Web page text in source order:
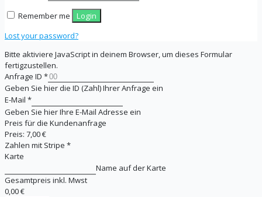
Remember me
Login
Lost your password?
Bitte aktiviere JavaScript in deinem Browser, um dieses Formular
fertigzustellen.
Anfrage ID *
Geben Sie hier die ID (Zahl) Ihrer Anfrage ein
E-Mail *
Geben Sie hier Ihre E-Mail Adresse ein
Preis für die Kundenanfrage
Preis: 7,00 €
Zahlen mit Stripe *
Karte
Name auf der Karte
Gesamtpreis inkl. Mwst
0,00 €